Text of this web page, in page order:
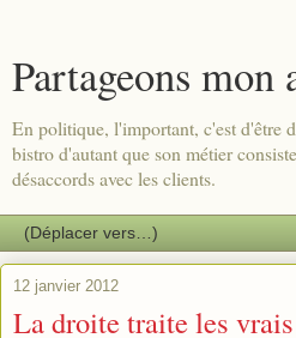
Partageons mon
En politique, l'important, c'est d'être
bistro d'autant que son métier
désaccords avec les clients.
12 janvier 2012
La droite traite les